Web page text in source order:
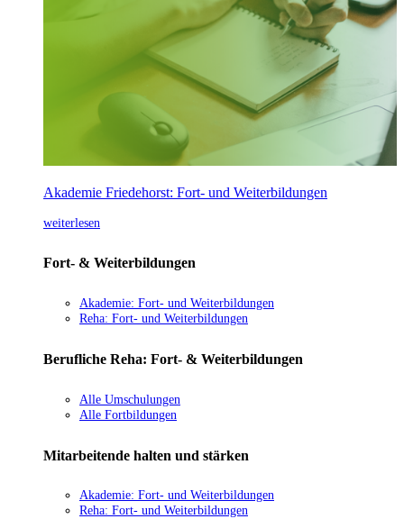
Akademie Friedehorst: Fort- und Weiterbildungen
weiterlesen
Fort- & Weiterbildungen
Akademie: Fort- und Weiterbildungen
Reha: Fort- und Weiterbildungen
Berufliche Reha: Fort- & Weiterbildungen
Alle Umschulungen
Alle Fortbildungen
Mitarbeitende halten und stärken
Akademie: Fort- und Weiterbildungen
Reha: Fort- und Weiterbildungen